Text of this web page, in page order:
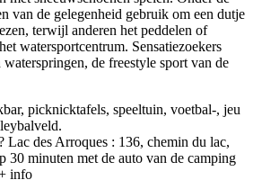
van de gelegenheid gebruik om een dutje
terwijl anderen het peddelen of
watersportcentrum. Sensatiezoekers
de freestyle sport van de
picknicktafels, speeltuin, voetbal-, jeu
Lac des Arroques : 136, chemin du lac,
30 minuten met de auto van de camping
info